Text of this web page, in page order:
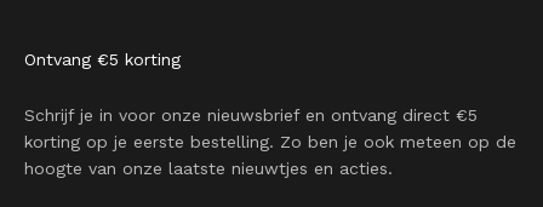
Ontvang €5 korting
Schrijf je in voor onze nieuwsbrief en ontvang direct €5
korting op je eerste bestelling. Zo ben je ook meteen op de
hoogte van onze laatste nieuwtjes en acties.